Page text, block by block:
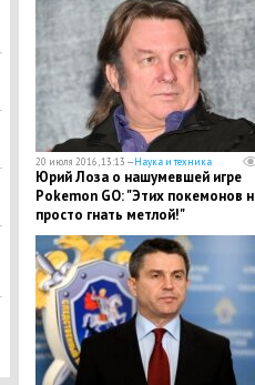
20 июля 2016, 13:13 —Наука и техника
Юрий Лоза о нашумевшей игре
Pokemon GO: "Этих покемонов
просто гнать метлой!"